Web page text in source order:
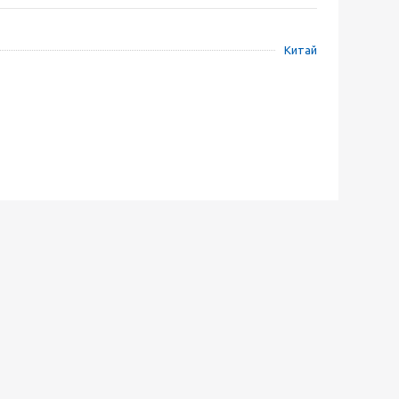
Китай